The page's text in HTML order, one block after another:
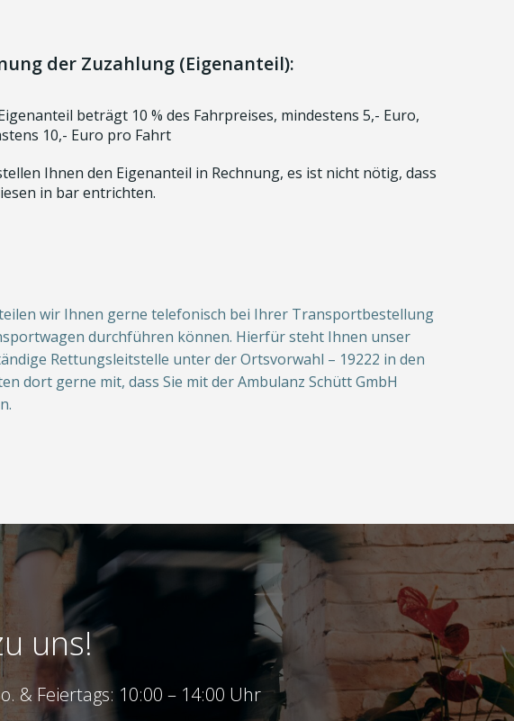
der Zuzahlung (Eigenanteil):
beträgt 10 % des Fahrpreises, mindestens 5,- Euro,
10,- Euro pro Fahrt
Ihnen den Eigenanteil in Rechnung, es ist nicht nötig, dass
in bar entrichten.
wir Ihnen gerne telefonisch bei Ihrer Transportbestellung
durchführen können. Hierfür steht Ihnen unser
Rettungsleitstelle unter der Ortsvorwahl – 19222 in den
dort gerne mit, dass Sie mit der Ambulanz Schütt GmbH
uns!
& Feiertags: 10:00 – 14:00 Uhr